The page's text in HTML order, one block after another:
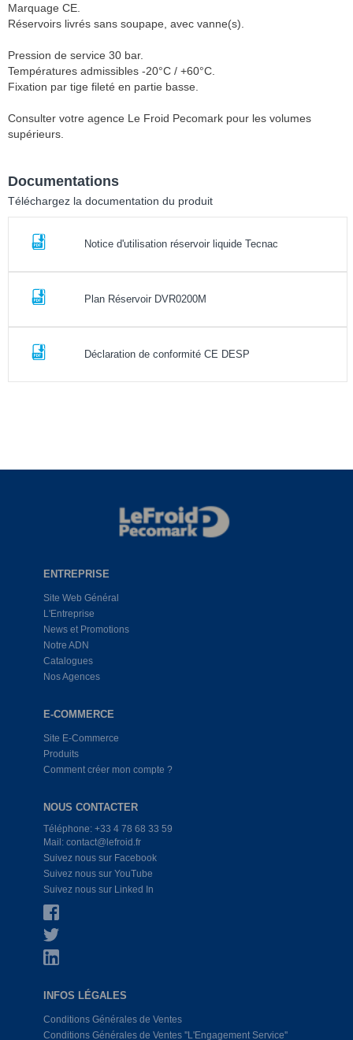
Marquage CE.
Réservoirs livrés sans soupape, avec vanne(s).
Pression de service 30 bar.
Températures admissibles -20°C / +60°C.
Fixation par tige fileté en partie basse.
Consulter votre agence Le Froid Pecomark pour les volumes
supérieurs.
Documentations
Téléchargez la documentation du produit
Notice d'utilisation réservoir liquide Tecnac
Plan Réservoir DVR0200M
Déclaration de conformité CE DESP
ENTREPRISE
Site Web Général
L'Entreprise
News et Promotions
Notre ADN
Catalogues
Nos Agences
E-COMMERCE
Site E-Commerce
Produits
Comment créer mon compte ?
NOUS CONTACTER
Téléphone: +33 4 78 68 33 59
Mail: contact@lefroid.fr
Suivez nous sur Facebook
Suivez nous sur YouTube
Suivez nous sur Linked In
INFOS LÉGALES
Conditions Générales de Ventes
Conditions Générales de Ventes ''L'Engagement Service''